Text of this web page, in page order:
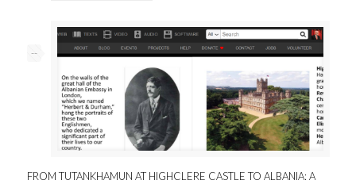
--
FROM TUTANKHAMUN AT HIGHCLERE CASTLE TO ALBANIA: A